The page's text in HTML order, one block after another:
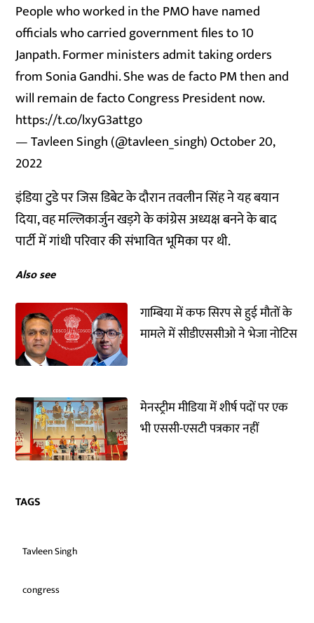
People who worked in the PMO have named
officials who carried government files to 10
Janpath. Former ministers admit taking orders
from Sonia Gandhi. She was de facto PM then and
will remain de facto Congress President now.
https://t.co/lxyG3attgo
— Tavleen Singh (@tavleen_singh)October 20,
2022
इंडिया टुडेपर जिस डिबेट के दौरान तवलीन सिंह ने यह बयान
दिया, वह मल्लिकार्जुन खड़गे के कांग्रेस अध्यक्ष बनने के बाद
पार्टी में गांधी परिवार की संभावित भूमिका पर थी.
Also see
गाम्बिया में कफ सिरप से हुई मौतों के
मामले में सीडीएससीओ ने भेजा नोटिस
मेनस्ट्रीम मीडिया में शीर्ष पदों पर एक
भी एससी-एसटी पत्रकार नहीं
TAGS
Tavleen Singh
congress